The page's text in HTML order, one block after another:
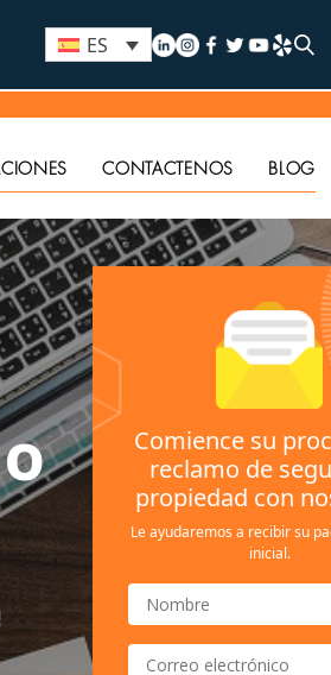
ES
CONTACTENOS BLOG
Comience su
reclamo de
propiedad con
Le ayudaremos a recibir su
inicial.